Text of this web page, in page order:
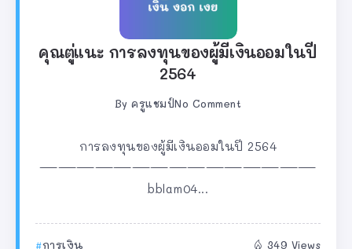
คุณตู่แนะ การลงทุนของผู้มีเงินออมในปี
2564
By ครูแชมป์No Comment
การลงทุนของผู้มีเงินออมในปี 2564
———————————————
bblam04...
การเงิน 349 Views